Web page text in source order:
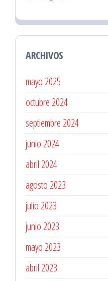
ARCHIVOS
mayo 2025
octubre 2024
septiembre 2024
junio 2024
abril 2024
agosto 2023
julio 2023
junio 2023
mayo 2023
abril 2023